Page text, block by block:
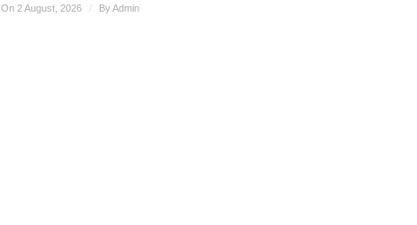
On 2 August, 2026 / ByAdmin